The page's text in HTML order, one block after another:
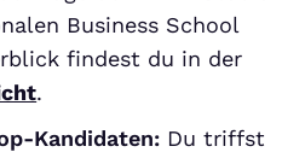
Business School
findest du in der
.
Kandidaten: Du triffst